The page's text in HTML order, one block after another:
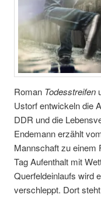
Roman Todesstreifen
Ustorf entwickeln die
DDR und die
Endemann erzählt
Mannschaft zu einem
Tag Aufenthalt mit
Querfeldeinlaufs wird
verschleppt. Dort